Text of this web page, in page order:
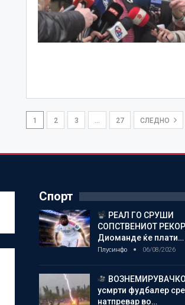
1 2 3 … 27 СЛЕДНО
Спорт
РЕАЛ ГО СРУШИ
СОПСТВЕНИОТ
Диоманде ќе плати…
Плусинфо 06/08/2026
усмрти фудбалер
натпревар во…